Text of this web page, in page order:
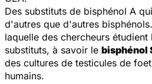
Des substituts de bisphénol A
d'autres que d'autres
laquelle des chercheurs
substituts, à savoir le bisphénol
des cultures de testicules de
humains.